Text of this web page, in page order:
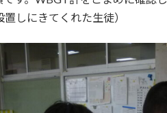
しにきてくれた生徒）